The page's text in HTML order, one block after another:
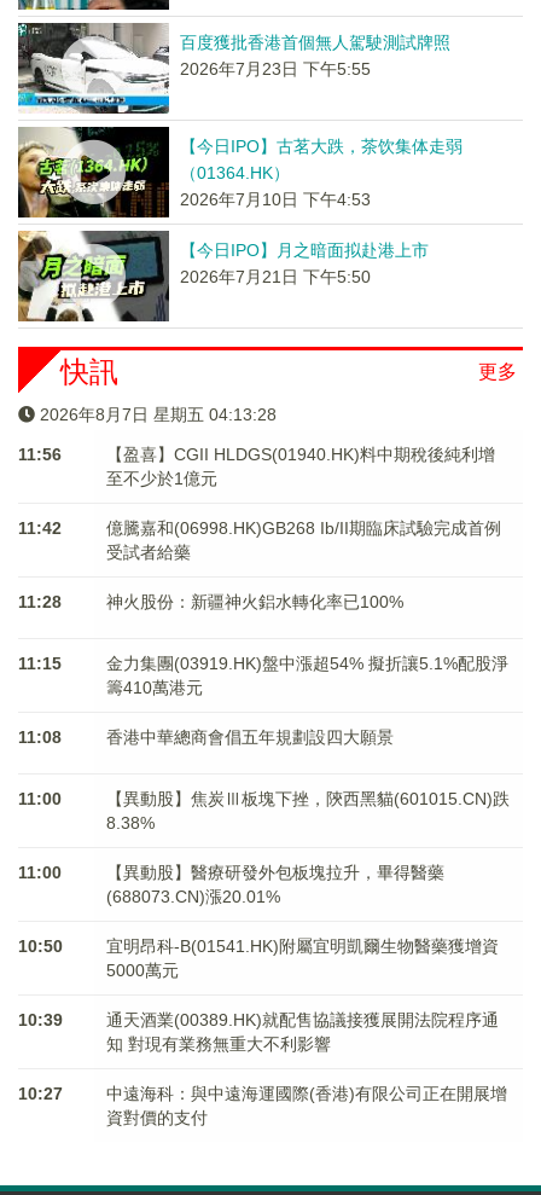
百度獲批香港首個無人駕駛測試牌照
2026年7月23日 下午5:55
【今日IPO】古茗大跌，茶饮集体走弱
（01364.HK）
2026年7月10日 下午4:53
【今日IPO】月之暗面拟赴港上市
2026年7月21日 下午5:50
更多
快訊
2026年8月7日 星期五 04:13:29
11:56
【盈喜】CGII HLDGS(01940.HK)料中期稅後純利增
至不少於1億元
11:42
億騰嘉和(06998.HK)GB268 Ib/II期臨床試驗完成首例
受試者給藥
11:28 神火股份：新疆神火鋁水轉化率已100%
11:15
金力集團(03919.HK)盤中漲超54% 擬折讓5.1%配股淨
籌410萬港元
11:08 香港中華總商會倡五年規劃設四大願景
11:00
【異動股】焦炭Ⅲ板塊下挫，陝西黑貓(601015.CN)跌
8.38%
11:00
【異動股】醫療研發外包板塊拉升，畢得醫藥
(688073.CN)漲20.01%
10:50
宜明昂科-B(01541.HK)附屬宜明凱爾生物醫藥獲增資
5000萬元
10:39
通天酒業(00389.HK)就配售協議接獲展開法院程序通
知 對現有業務無重大不利影響
10:27
中遠海科：與中遠海運國際(香港)有限公司正在開展增
資對價的支付